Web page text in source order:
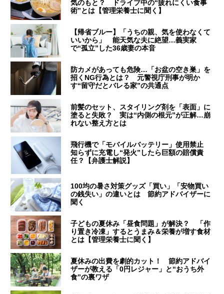
気のもと？ ドライブ中の“疲れにくい食事
術”とは【管理栄養士に聞く】
【帰省ブルー】「うちの親、気を使わなくて
いいから」 能天気な夫に絶望…義実家
で“孤立”した36歳妻の本音
防カメがあっても危険…「お盆の空き巣」を
招くNG行為とは？ 元警視庁刑事が明か
す“留守だとバレる家”の共通点
前髪のセット、スタイリング剤を「表面」に
塗ると失敗？ 実は“内側の根元”が正解…崩
れない整え方とは
飛行機で「モバイルバッテリー」使用禁止
知らずに充電し“発火”したら巨額の賠償責
任？【弁護士解説】
100均の暑さ対策グッズ「買い」「安物買い
の銭失い」の違いとは 節約アドバイザーに
聞く
子どもの夏休み「昼食問題」が解決？ 「作
り置き冷凍」するとうまみ＆栄養が増す食材
とは【管理栄養士に聞く】
夏休みの出費を劇的カット！ 節約アドバイ
ザーが教える「0円レジャー」と“おうち外
食”の裏ワザ